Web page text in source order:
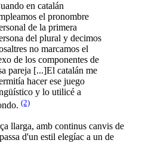
en catalán
el pronombre
de la primera
del plural y decimos
no marcamos el
de los componentes de
pareja [...]El catalán me
hacer ese juego
y lo utilicé a
(2)
llarga, amb continus canvis de
d'un estil elegíac a un de